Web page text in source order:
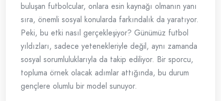
buluşan futbolcular, onlara esin kaynağı olmanın yanı
sıra, önemli sosyal konularda farkındalık da yaratıyor.
Peki, bu etki nasıl gerçekleşiyor? Günümüz futbol
yıldızları, sadece yetenekleriyle değil, aynı zamanda
sosyal sorumluluklarıyla da takip ediliyor. Bir sporcu,
topluma örnek olacak adımlar attığında, bu durum
gençlere olumlu bir model sunuyor.